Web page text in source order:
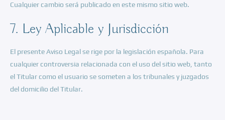
Cualquier cambio será publicado en este mismo sitio web.
7. Ley Aplicable y Jurisdicción
El presente Aviso Legal se rige por la legislación española. Para
cualquier controversia relacionada con el uso del sitio web, tanto
el Titular como el usuario se someten a los tribunales y juzgados
del domicilio del Titular.